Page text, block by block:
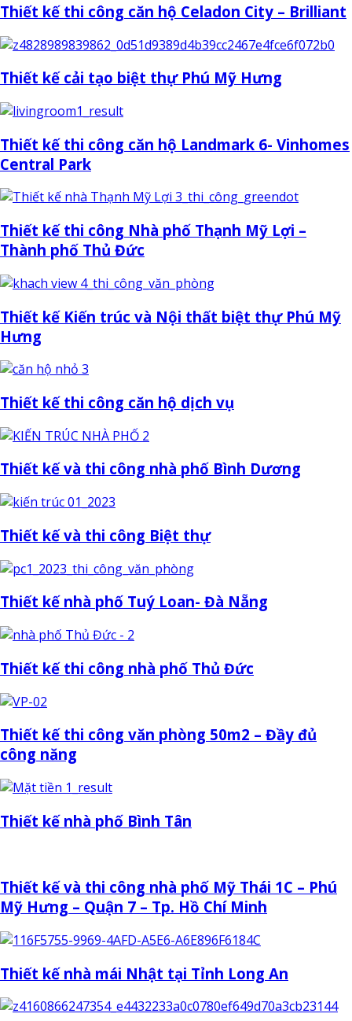
Thiết kế thi công căn hộ Celadon City – Brilliant
Thiết kế cải tạo biệt thự Phú Mỹ Hưng
Thiết kế thi công căn hộ Landmark 6- Vinhomes
Central Park
Thiết kế thi công Nhà phố Thạnh Mỹ Lợi –
Thành phố Thủ Đức
Thiết kế Kiến trúc và Nội thất biệt thự Phú Mỹ
Hưng
Thiết kế thi công căn hộ dịch vụ
Thiết kế và thi công nhà phố Bình Dương
Thiết kế và thi công Biệt thự
Thiết kế nhà phố Tuý Loan- Đà Nẵng
Thiết kế thi công nhà phố Thủ Đức
Thiết kế thi công văn phòng 50m2 – Đầy đủ
công năng
Thiết kế nhà phố Bình Tân
Thiết kế và thi công nhà phố Mỹ Thái 1C – Phú
Mỹ Hưng – Quận 7 – Tp. Hồ Chí Minh
Thiết kế nhà mái Nhật tại Tỉnh Long An